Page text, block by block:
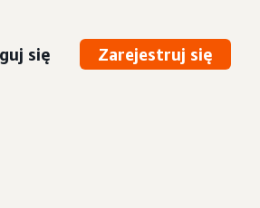
się Zarejestruj się